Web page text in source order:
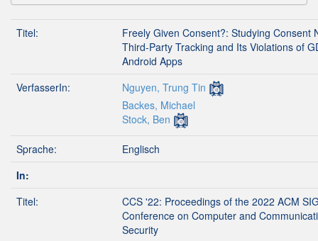
Titel:
Freely Given Consent?: Studying Consent
Third-Party Tracking and Its Violations of
Android Apps
VerfasserIn:
Nguyen, Trung Tin
Backes, Michael
Stock, Ben
Sprache:
Englisch
In:
Titel:
CCS '22: Proceedings of the 2022 ACM
Conference on Computer and
Security